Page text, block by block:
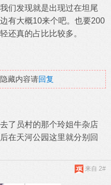
们发现就是出现过在坦尾
有大概10来个吧。也要200
还真的占比比较多。
藏内容请回复
了员村的那个玲姐牛杂店
在天河公园这里就分别回
来自 2#